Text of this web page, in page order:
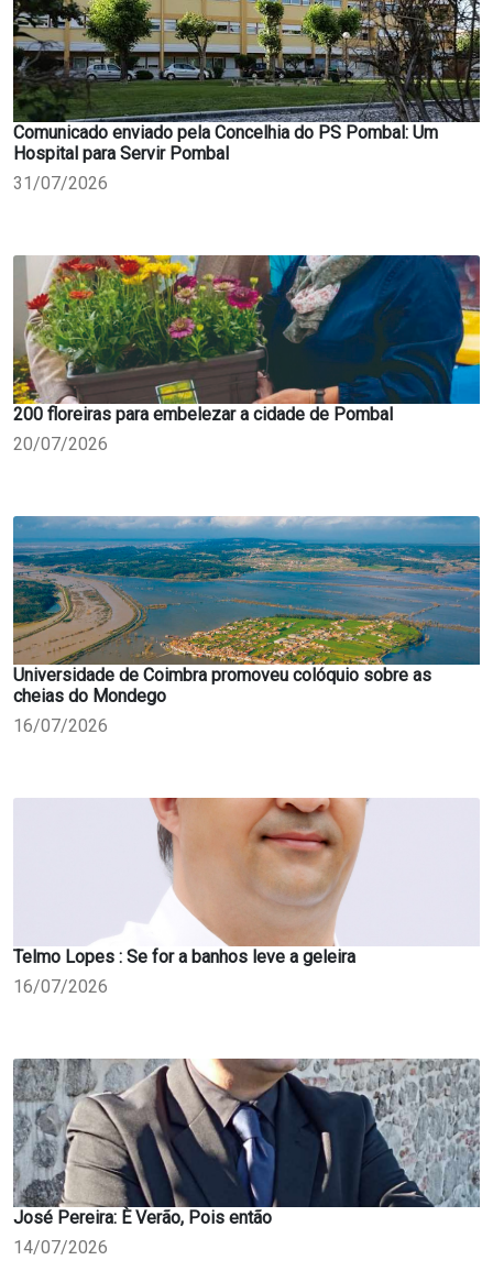
Comunicado enviado pela Concelhia do PS Pombal: Um
Hospital para Servir Pombal
31/07/2026
200 floreiras para embelezar a cidade de Pombal
20/07/2026
Universidade de Coimbra promoveu colóquio sobre as
cheias do Mondego
16/07/2026
Telmo Lopes : Se for a banhos leve a geleira
16/07/2026
José Pereira: È Verão, Pois então
14/07/2026